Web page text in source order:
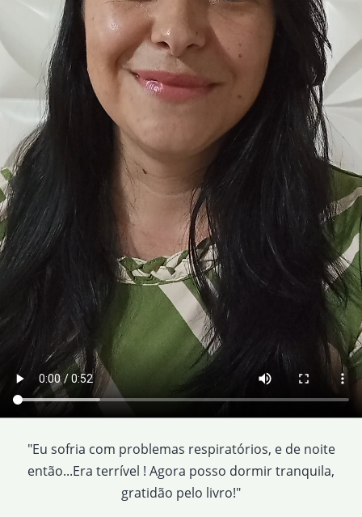
"Eu sofria com problemas respiratórios, e de noite
então...Era terrível ! Agora posso dormir tranquila,
gratidão pelo livro!"